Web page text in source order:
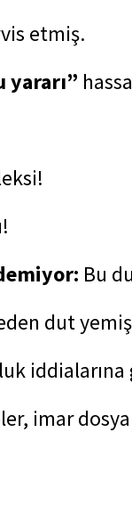
etmiş.
yararı”
Bu
dut
imar